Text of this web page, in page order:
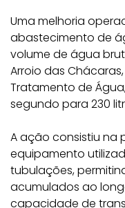
Uma melhoria
abastecimento de
volume de água
Arroio das
Tratamento de
segundo para 230
A ação consistiu na
equipamento
tubulações,
acumulados ao
capacidade de